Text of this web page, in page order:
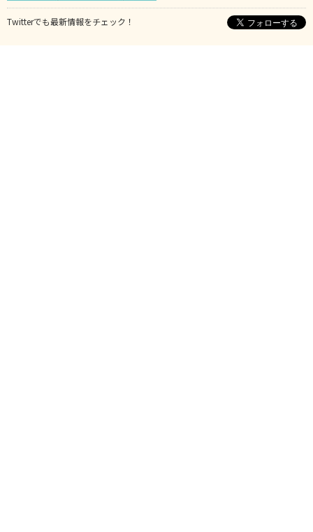
Twitterでも最新情報をチェック！